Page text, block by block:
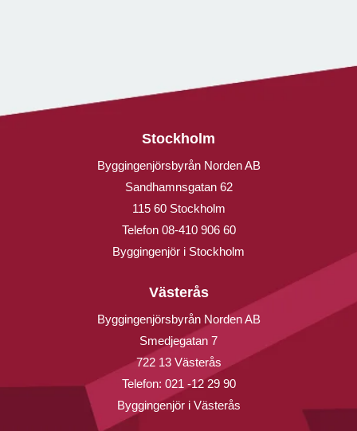
Stockholm
Byggingenjörsbyrån Norden AB
Sandhamnsgatan 62
115 60 Stockholm
Telefon 08-410 906 60
Byggingenjör i Stockholm
Västerås
Byggingenjörsbyrån Norden AB
Smedjegatan 7
722 13 Västerås
Telefon: 021 -12 29 90
Byggingenjör i Västerås